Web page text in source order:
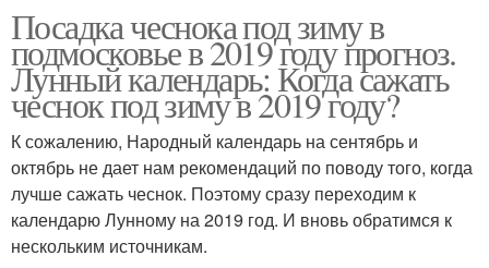
Посадка чеснока под зиму в
подмосковье в 2019 году прогноз.
Лунный календарь: Когда сажать
чеснок под зиму в 2019 году?
К сожалению, Народный календарь на сентябрь и
октябрь не дает нам рекомендаций по поводу того, когда
лучше сажать чеснок. Поэтому сразу переходим к
календарю Лунному на 2019 год. И вновь обратимся к
нескольким источникам.